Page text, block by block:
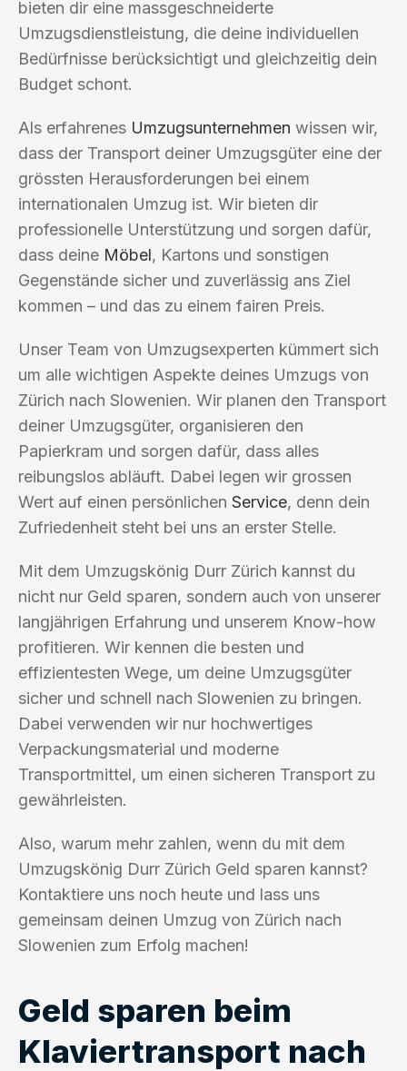
bieten dir eine massgeschneiderte
Umzugsdienstleistung, die deine individuellen
Bedürfnisse berücksichtigt und gleichzeitig dein
Budget schont.
Als erfahrenes Umzugsunternehmen wissen wir,
dass der Transport deiner Umzugsgüter eine der
grössten Herausforderungen bei einem
internationalen Umzug ist. Wir bieten dir
professionelle Unterstützung und sorgen dafür,
dass deine Möbel, Kartons und sonstigen
Gegenstände sicher und zuverlässig ans Ziel
kommen – und das zu einem fairen Preis.
Unser Team von Umzugsexperten kümmert sich
um alle wichtigen Aspekte deines Umzugs von
Zürich nach Slowenien. Wir planen den Transport
deiner Umzugsgüter, organisieren den
Papierkram und sorgen dafür, dass alles
reibungslos abläuft. Dabei legen wir grossen
Wert auf einen persönlichen Service, denn dein
Zufriedenheit steht bei uns an erster Stelle.
Mit dem Umzugskönig Durr Zürich kannst du
nicht nur Geld sparen, sondern auch von unserer
langjährigen Erfahrung und unserem Know-how
profitieren. Wir kennen die besten und
effizientesten Wege, um deine Umzugsgüter
sicher und schnell nach Slowenien zu bringen.
Dabei verwenden wir nur hochwertiges
Verpackungsmaterial und moderne
Transportmittel, um einen sicheren Transport zu
gewährleisten.
Also, warum mehr zahlen, wenn du mit dem
Umzugskönig Durr Zürich Geld sparen kannst?
Kontaktiere uns noch heute und lass uns
gemeinsam deinen Umzug von Zürich nach
Slowenien zum Erfolg machen!
Geld sparen beim
Klaviertransport nach